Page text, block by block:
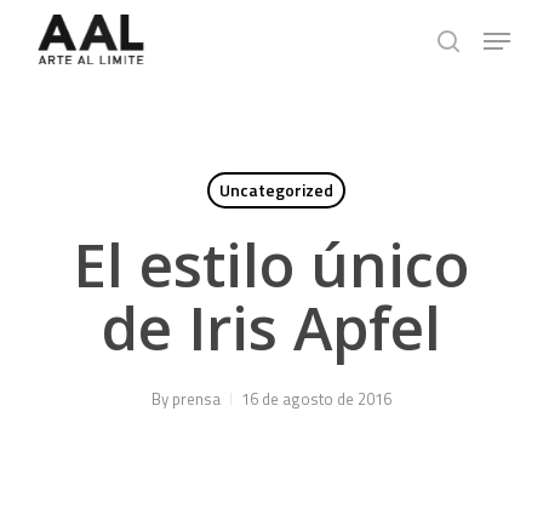
search
Menu
Uncategorized
El estilo único
de Iris Apfel
By prensa 16 de agosto de 2016